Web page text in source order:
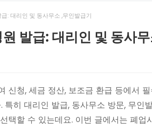
: 대리인 및 동사무소 ,무인발급기
발급: 대리인 및 동사
신청, 세금 정산, 보조금 환급 등에서
특히 대리인 발급, 동사무소 방문, 무인
택할 수 있는데요. 이번 글에서는 폐업